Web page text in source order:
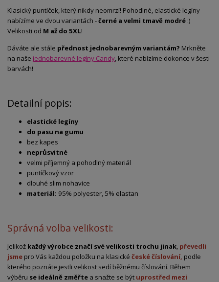
Klasický puntíček, který nikdy neomrzí! Pohodlné, elastické legíny
nabízíme ve dvou variantách -černé a velmi tmavě modré :)
Velikosti od M až do 5XL!
Dáváte ale stále přednost jednobarevným variantám? Mrkněte
na naše jednobarevné legíny Candy, které nabízíme dokonce v šesti
barvách!
Detailní popis:
elastické legíny
do pasu na gumu
bez kapes
neprůsvitné
velmi příjemný a pohodlný materiál
puntíčkový vzor
dlouhé slim nohavice
materiál: 95% polyester, 5% elastan
Správná volba velikosti:
Jelikož každý výrobce značí své velikosti trochu jinak, převedli
jsme pro Vás každou položku na klasické české číslování, podle
kterého poznáte jestli velikost sedí běžnému číslování. Během
výběru se ideálně změřte a snažte se být uprostřed mezi